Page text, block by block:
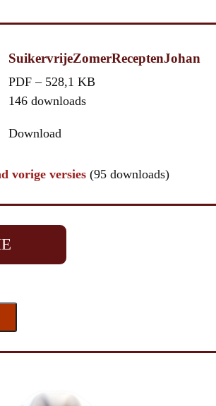
SuikervrijeZomerReceptenJohan
PDF – 528,1 KB
146 downloads
Download
vorige versies (95 downloads)